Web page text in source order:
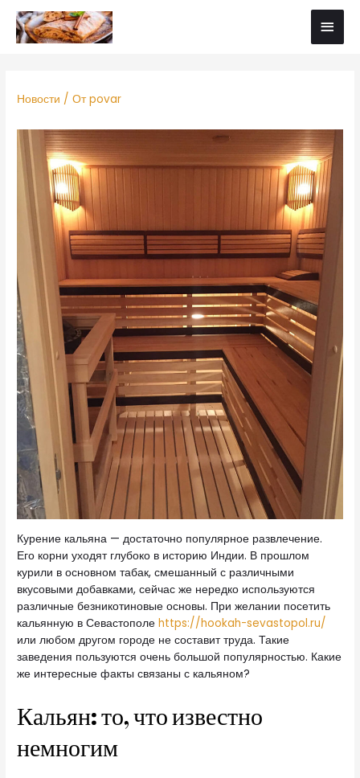
Новости / От povar
Курение кальяна — достаточно популярное развлечение.
Его корни уходят глубоко в историю Индии. В прошлом
курили в основном табак, смешанный с различными
вкусовыми добавками, сейчас же нередко используются
различные безникотиновые основы. При желании посетить
кальянную в Севастополеhttps://hookah-sevastopol.ru/
или любом другом городе не составит труда. Такие
заведения пользуются очень большой популярностью. Какие
же интересные факты связаны с кальяном?
Кальян: то, что известно
немногим